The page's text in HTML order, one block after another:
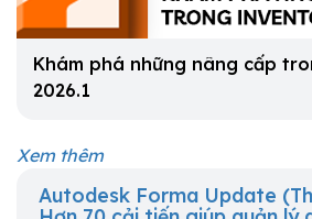
Khám phá những nâng cấp
2026.1
Xem thêm
Autodesk Forma Update